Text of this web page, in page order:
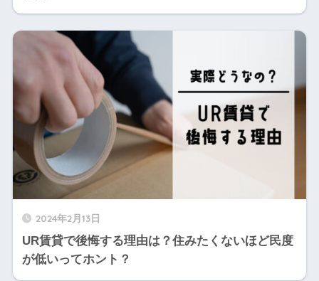
2024年2月13日
UR賃貸で後悔する理由は？住みたくないほど民度
が低いってホント？